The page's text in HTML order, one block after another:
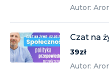
Autor:
Czat na
39zł
Autor: